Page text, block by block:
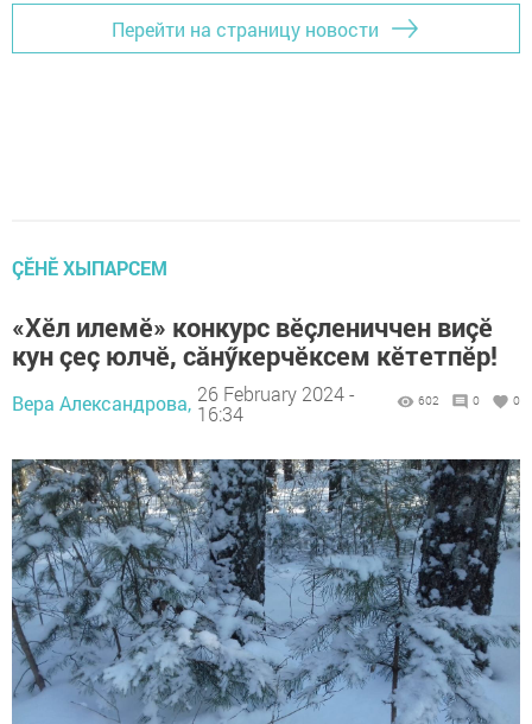
Перейти на страницу новости
ÇӖНӖ ХЫПАРСЕМ
«Хӗл илемӗ» конкурс вӗçлениччен виçӗ
кун çеç юлчӗ, сăнӳкерчӗксем кӗтетпӗр!
Вера Александрова, 26 February 2024 -
16:34
602 0 0